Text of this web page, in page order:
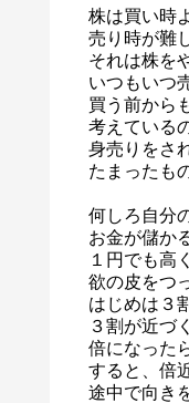
株は買い時
売り時が難
それは株を
いつもいつ
買う前から
考えている
身売りをさ
たまったも
何しろ自分
お金が儲か
１円でも高
欲の皮を
はじめは３
３割が近づ
倍になった
すると、倍
途中で向き